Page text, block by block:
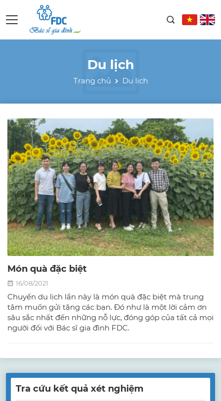
Du lịch
Trang chủ Du lịch
Món quà đặc biệt
16/08/2021
Chuyến du lịch lần này là món quà đặc biệt mà trung
tâm muốn gửi tặng các bạn. Đó như là một lời cảm ơn
sâu sắc nhất đến những nỗ lực, đóng góp của tất cả mọi
người đối với Bác sĩ gia đình FDC.
Tra cứu kết quả xét nghiệm